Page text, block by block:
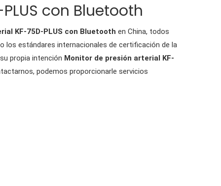
con Bluetooth
KF-75D-PLUS con Bluetooth en China, todos
los estándares internacionales de certificación de la
propia intención Monitor de presión arterial KF-
podemos proporcionarle servicios